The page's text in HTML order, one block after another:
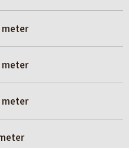
meter
meter
meter